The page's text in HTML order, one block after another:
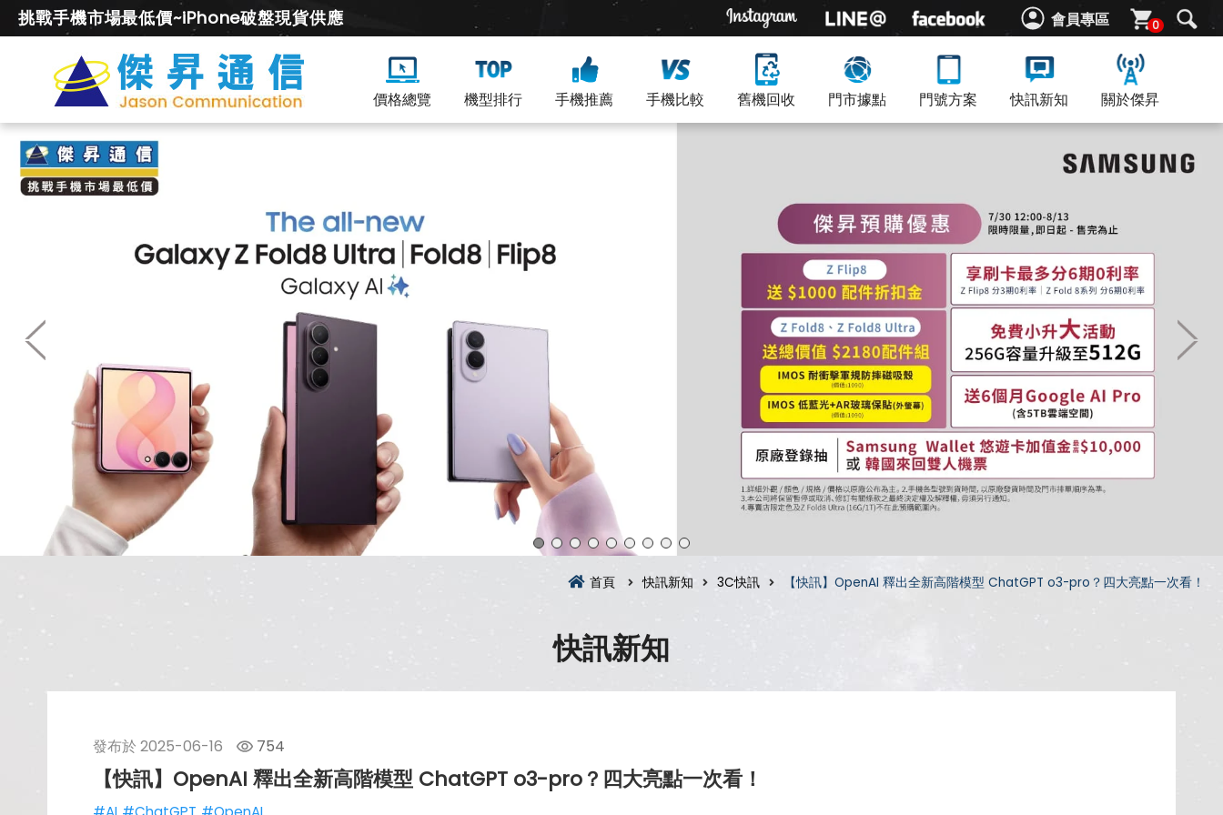
會員專區 0
挑戰手機市場最低價~iPhone破盤現貨供應
價格總覽 機型排行 手機推薦 手機比較 舊機回收 門市據點 門號方案 快訊新知 關於傑昇
首頁 快訊新知 3C快訊 【快訊】OpenAI 釋出全新高階模型 ChatGPT o3-pro？四大亮點一次看！
快訊新知
發布於 2025-06-16 754
【快訊】OpenAI 釋出全新高階模型 ChatGPT o3-pro？四大亮點一次看！